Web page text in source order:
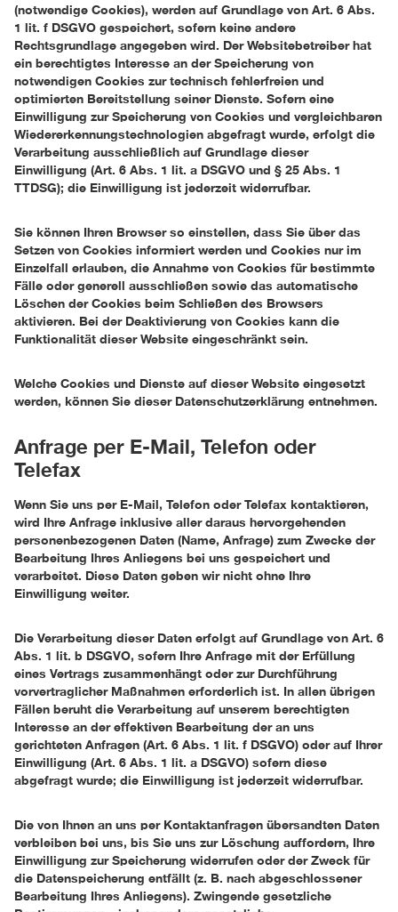
(notwendige Cookies), werden auf Grundlage von Art. 6 Abs.
1 lit. f DSGVO gespeichert, sofern keine andere
Rechtsgrundlage angegeben wird. Der Websitebetreiber hat
ein berechtigtes Interesse an der Speicherung von
notwendigen Cookies zur technisch fehlerfreien und
optimierten Bereitstellung seiner Dienste. Sofern eine
Einwilligung zur Speicherung von Cookies und vergleichbaren
Wiedererkennungstechnologien abgefragt wurde, erfolgt die
Verarbeitung ausschließlich auf Grundlage dieser
Einwilligung (Art. 6 Abs. 1 lit. a DSGVO und § 25 Abs. 1
TTDSG); die Einwilligung ist jederzeit widerrufbar.
Sie können Ihren Browser so einstellen, dass Sie über das
Setzen von Cookies informiert werden und Cookies nur im
Einzelfall erlauben, die Annahme von Cookies für bestimmte
Fälle oder generell ausschließen sowie das automatische
Löschen der Cookies beim Schließen des Browsers
aktivieren. Bei der Deaktivierung von Cookies kann die
Funktionalität dieser Website eingeschränkt sein.
Welche Cookies und Dienste auf dieser Website eingesetzt
werden, können Sie dieser Datenschutzerklärung entnehmen.
Anfrage per E-Mail, Telefon oder
Telefax
Wenn Sie uns per E-Mail, Telefon oder Telefax kontaktieren,
wird Ihre Anfrage inklusive aller daraus hervorgehenden
personenbezogenen Daten (Name, Anfrage) zum Zwecke der
Bearbeitung Ihres Anliegens bei uns gespeichert und
verarbeitet. Diese Daten geben wir nicht ohne Ihre
Einwilligung weiter.
Die Verarbeitung dieser Daten erfolgt auf Grundlage von Art. 6
Abs. 1 lit. b DSGVO, sofern Ihre Anfrage mit der Erfüllung
eines Vertrags zusammenhängt oder zur Durchführung
vorvertraglicher Maßnahmen erforderlich ist. In allen übrigen
Fällen beruht die Verarbeitung auf unserem berechtigten
Interesse an der effektiven Bearbeitung der an uns
gerichteten Anfragen (Art. 6 Abs. 1 lit. f DSGVO) oder auf Ihrer
Einwilligung (Art. 6 Abs. 1 lit. a DSGVO) sofern diese
abgefragt wurde; die Einwilligung ist jederzeit widerrufbar.
Die von Ihnen an uns per Kontaktanfragen übersandten Daten
verbleiben bei uns, bis Sie uns zur Löschung auffordern, Ihre
Einwilligung zur Speicherung widerrufen oder der Zweck für
die Datenspeicherung entfällt (z. B. nach abgeschlossener
Bearbeitung Ihres Anliegens). Zwingende gesetzliche